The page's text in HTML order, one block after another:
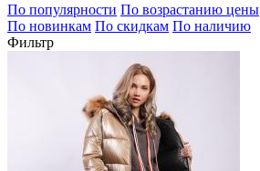
По популярности По возрастанию цены
По новинкам По скидкам По наличию
Фильтр